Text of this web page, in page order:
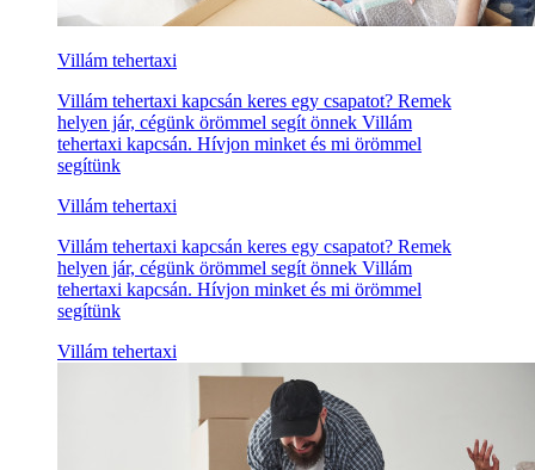
Villám tehertaxi
Villám tehertaxi kapcsán keres egy csapatot? Remek
helyen jár, cégünk örömmel segít önnek Villám
tehertaxi kapcsán. Hívjon minket és mi örömmel
segítünk
Villám tehertaxi
Villám tehertaxi kapcsán keres egy csapatot? Remek
helyen jár, cégünk örömmel segít önnek Villám
tehertaxi kapcsán. Hívjon minket és mi örömmel
segítünk
Villám tehertaxi